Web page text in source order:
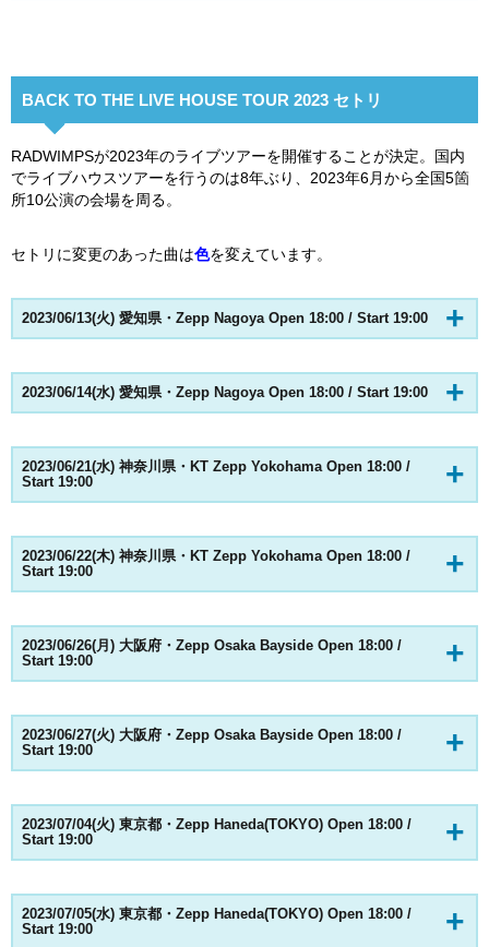
BACK TO THE LIVE HOUSE TOUR 2023 セトリ
RADWIMPSが2023年のライブツアーを開催することが決定。国内
でライブハウスツアーを行うのは8年ぶり、2023年6月から全国5箇
所10公演の会場を周る。
セトリに変更のあった曲は色を変えています。
2023/06/13(火) 愛知県・Zepp Nagoya Open 18:00 / Start 19:00
2023/06/14(水) 愛知県・Zepp Nagoya Open 18:00 / Start 19:00
2023/06/21(水) 神奈川県・KT Zepp Yokohama Open 18:00 /
Start 19:00
2023/06/22(木) 神奈川県・KT Zepp Yokohama Open 18:00 /
Start 19:00
2023/06/26(月) 大阪府・Zepp Osaka Bayside Open 18:00 /
Start 19:00
2023/06/27(火) 大阪府・Zepp Osaka Bayside Open 18:00 /
Start 19:00
2023/07/04(火) 東京都・Zepp Haneda(TOKYO) Open 18:00 /
Start 19:00
2023/07/05(水) 東京都・Zepp Haneda(TOKYO) Open 18:00 /
Start 19:00